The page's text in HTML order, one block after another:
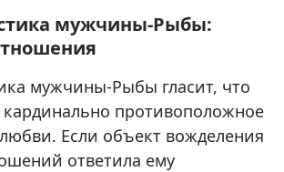
мужчины-Рыбы:
мужчины-Рыбы гласит, что
противоположное
Если объект вожделения
ответила ему